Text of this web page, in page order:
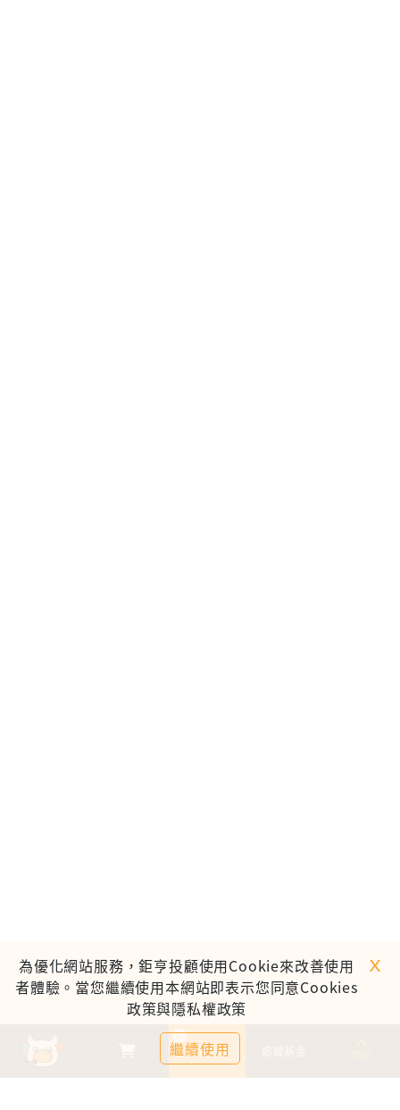
基金比較
0
為優化網站服務，鉅亨投顧使用Cookie來改善使用
者體驗。當您繼續使用本網站即表示您同意Cookies
政策與隱私權政策
繼續使用
ｘ